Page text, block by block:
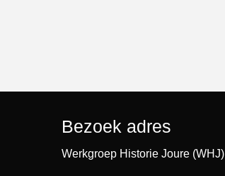
Bezoek adres
Werkgroep Historie Joure (WHJ)